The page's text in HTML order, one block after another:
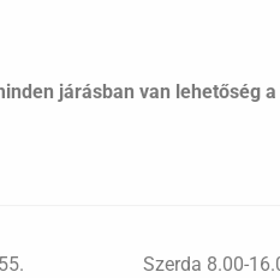
járásban van lehetőség
Szerda 8.00-